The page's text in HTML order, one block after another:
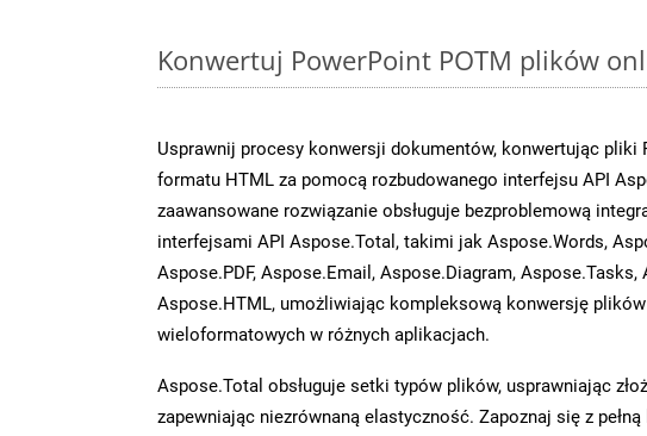
Konwertuj PowerPoint POTM plików
Usprawnij procesy konwersji dokumentów, konwertując pliki
formatu HTML za pomocą rozbudowanego interfejsu API
zaawansowane rozwiązanie obsługuje bezproblemową
interfejsami API Aspose.Total, takimi jak Aspose.Words,
Aspose.PDF, Aspose.Email, Aspose.Diagram, Aspose.Tasks,
Aspose.HTML, umożliwiając kompleksową konwersję plików
wieloformatowych w różnych aplikacjach.
Aspose.Total obsługuje setki typów plików, usprawniając
zapewniając niezrównaną elastyczność. Zapoznaj się z pełną